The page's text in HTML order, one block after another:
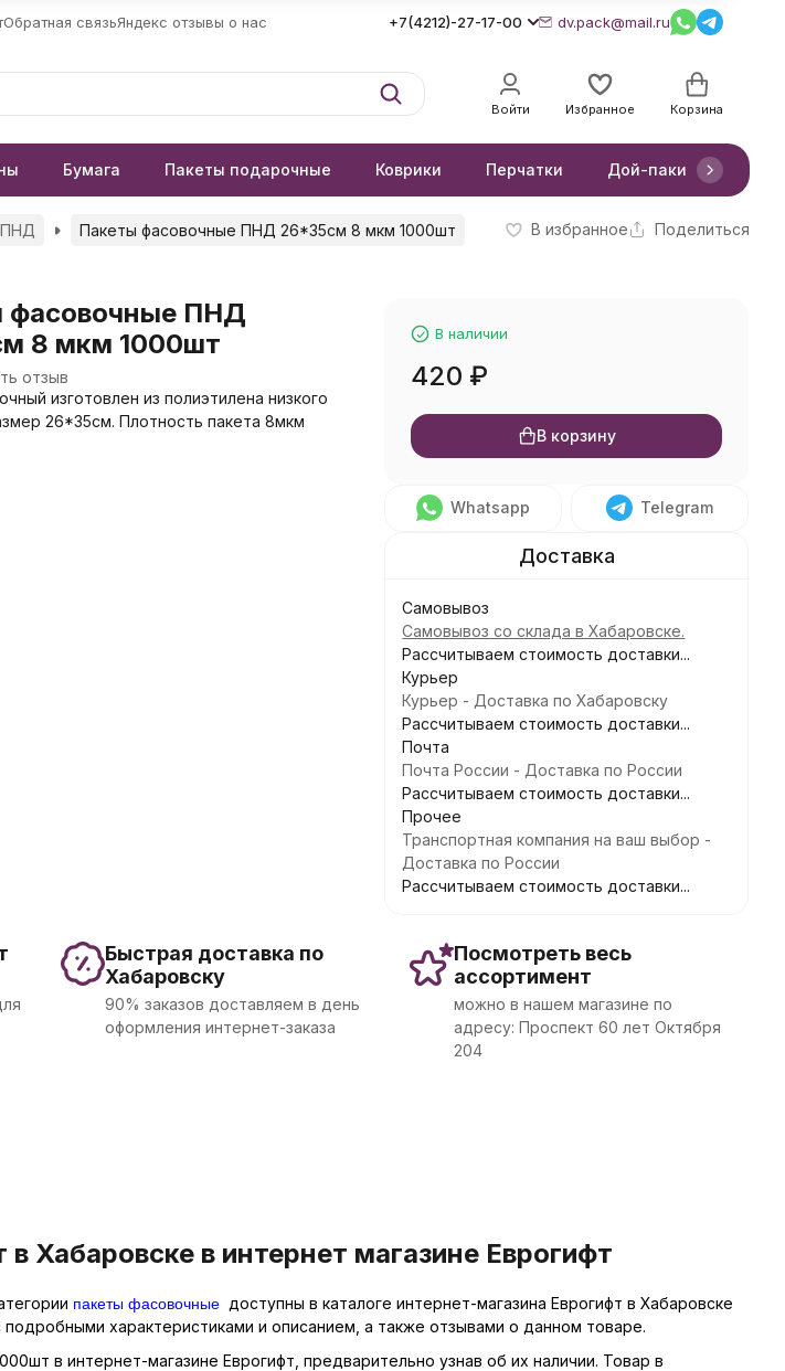
Обратная связьЯндекс отзывы о нас +7(4212)-27-17-00 dv.pack@mail.ru
Войти Избранное Корзина
Бумага Пакеты подарочные Коврики Перчатки Дой-паки
ПНД Пакеты фасовочные ПНД 26*35см 8 мкм 1000шт В избранное Поделиться
фасовочные ПНД
8 мкм 1000шт
отзыв
изготовлен из полиэтилена низкого
26*35см. Плотность пакета 8мкм
В наличии
420 ₽
В корзину
Whatsapp Telegram
Самовывоз
Самовывоз со склада в Хабаровске.
Рассчитываем стоимость доставки...
Курьер
Курьер - Доставка по Хабаровску
Рассчитываем стоимость доставки...
Почта
Почта России - Доставка по России
Рассчитываем стоимость доставки...
Прочее
Транспортная компания на ваш выбор -
Доставка по России
Рассчитываем стоимость доставки...
Быстрая доставка по
Хабаровску
90% заказов доставляем в день
оформления интернет-заказа
Посмотреть весь
ассортимент
можно в нашем магазине по
адресу: Проспект 60 лет Октября
204
в интернет магазине Еврогифт
пакеты фасовочные доступны в каталоге интернет-магазина Еврогифт в Хабаровске
характеристиками и описанием, а также отзывами о данном товаре.
в интернет-магазине Еврогифт, предварительно узнав об их наличии. Товар в